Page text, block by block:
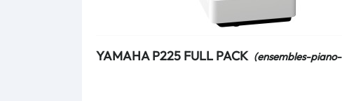
YAMAHA P225 FULL PACK (ensembles-